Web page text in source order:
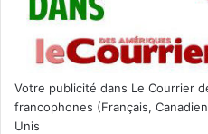
Votre publicité dans Le Courrier
francophones (Français,
Unis